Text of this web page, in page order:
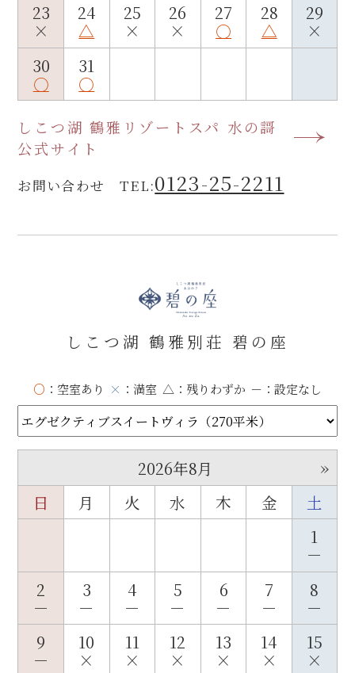
23
×
24
△
25
×
26
×
27
○
28
△
29
×
30
○
31
○
しこつ湖 鶴雅リゾートスパ 水の謌
公式サイト
お問い合わせ TEL:0123-25-2211
しこつ湖 鶴雅別荘 碧の座
○ ：空室あり × ：満室 △ ：残りわずか － ：設定なし
2026年8月
»
日
月 火 水 木 金
土
1
－
2
－
3
－
4
－
5
－
6
－
7
－
8
－
9
－
10
×
11
×
12
×
13
×
14
×
15
×